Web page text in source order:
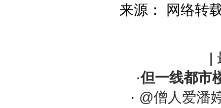
来源： 网络转
|
·但一线都市
· @僧人爱潘